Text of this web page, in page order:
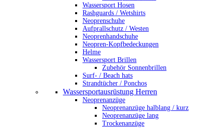
Wassersport Hosen
Rashguards / Wetshirts
Neoprenschuhe
Aufprallschutz / Westen
Neoprenhandschuhe
Neopren-Kopfbedeckungen
Helme
Wassersport Brillen
Zubehör Sonnenbrillen
Surf- / Beach hats
Strandtücher / Ponchos
Wassersportausrüstung Herren
Neoprenanzüge
Neoprenanzüge halblang / kurz
Neoprenanzüge lang
Trockenanzüge